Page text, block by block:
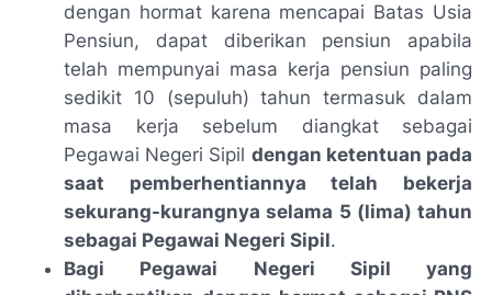
dengan hormat karena mencapai Batas Usia
Pensiun, dapat diberikan pensiun apabila
telah mempunyai masa kerja pensiun paling
sedikit 10 (sepuluh) tahun termasuk dalam
masa kerja sebelum diangkat sebagai
Pegawai Negeri Sipil dengan ketentuan pada
saat pemberhentiannya telah bekerja
sekurang-kurangnya selama 5 (lima) tahun
sebagai Pegawai Negeri Sipil.
Bagi Pegawai Negeri Sipil yang